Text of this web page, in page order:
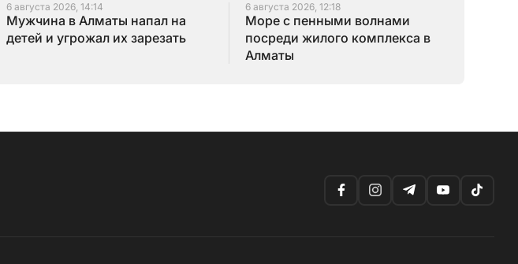
6 августа 2026, 14:14
Мужчина в Алматы напал на
детей и угрожал их зарезать
6 августа 2026, 12:18
Море с пенными волнами
посреди жилого комплекса в
Алматы